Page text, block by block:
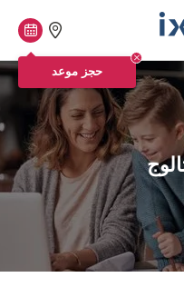
متاجرنا
حجز
موعد
حجز موعد